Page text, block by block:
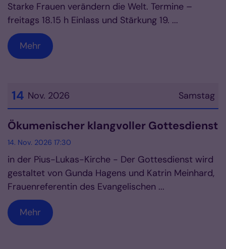
Starke Frauen verändern die Welt. Termine –
freitags 18.15 h Einlass und Stärkung 19. ...
Mehr
Samstag
14 Nov. 2026
Datum: 14. November 2026
Ökumenischer klangvoller Gottesdienst
14. Nov. 2026 17:30
in der Pius-Lukas-Kirche - Der Gottesdienst wird
gestaltet von Gunda Hagens und Katrin Meinhard,
Frauenreferentin des Evangelischen ...
Mehr